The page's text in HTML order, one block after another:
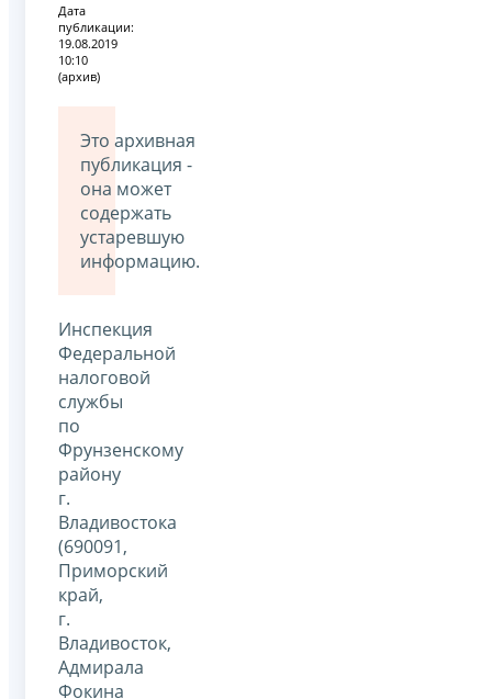
Дата
публикации:
19.08.2019
10:10
(архив)
Это архивная
публикация -
она может
содержать
устаревшую
информацию.
Инспекция
Федеральной
налоговой
службы
по
Фрунзенскому
району
г.
Владивостока
(690091,
Приморский
край,
г.
Владивосток,
Адмирала
Фокина